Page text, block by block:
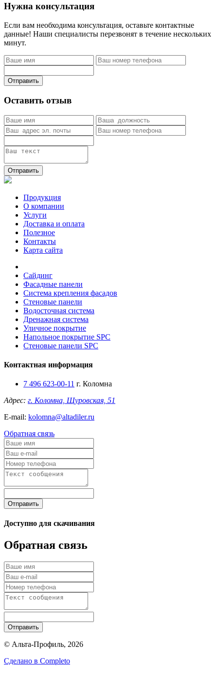
Нужна консультация
Если вам необходима консультация, оставьте контактные
данные! Наши специалисты перезвонят в течение нескольких
минут.
Отправить
Оставить отзыв
Отправить
Продукция
О компании
Услуги
Доставка и оплата
Полезное
Контакты
Карта сайта
Сайдинг
Фасадные панели
Система крепления фасадов
Стеновые панели
Водосточная система
Дренажная система
Уличное покрытие
Напольное покрытие SPC
Стеновые панели SPC
Контактная информация
7 496 623-00-11 г. Коломна
Адрес: г. Коломна, Щуровская, 51
E-mail: kolomna@altadiler.ru
Обратная связь
Отправить
Доступно для скачивания
Обратная связь
Отправить
© Альта-Профиль, 2026
Сделано в Completo